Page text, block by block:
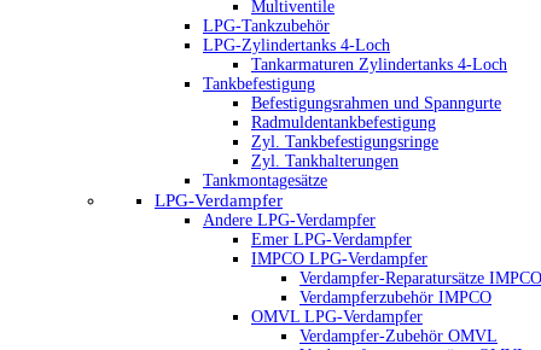
Multiventile
LPG-Tankzubehör
LPG-Zylindertanks 4-Loch
Tankarmaturen Zylindertanks 4-Loch
Tankbefestigung
Befestigungsrahmen und Spanngurte
Radmuldentankbefestigung
Zyl. Tankbefestigungsringe
Zyl. Tankhalterungen
Tankmontagesätze
LPG-Verdampfer
Andere LPG-Verdampfer
Emer LPG-Verdampfer
IMPCO LPG-Verdampfer
Verdampfer-Reparatursätze IMPCO
Verdampferzubehör IMPCO
OMVL LPG-Verdampfer
Verdampfer-Zubehör OMVL